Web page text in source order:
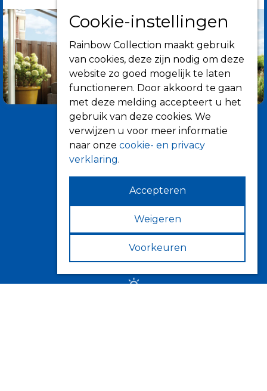
Informatie
Over ons
Tips
Verkooppunten
Cookie-instellingen
Rainbow Collection maakt gebruik
van cookies, deze zijn nodig om deze
website zo goed mogelijk te laten
functioneren. Door akkoord te gaan
met deze melding accepteert u het
gebruik van deze cookies. We
verwijzen u voor meer informatie
naar onze cookie- en privacy
verklaring.
Accepteren
Weigeren
Voorkeuren